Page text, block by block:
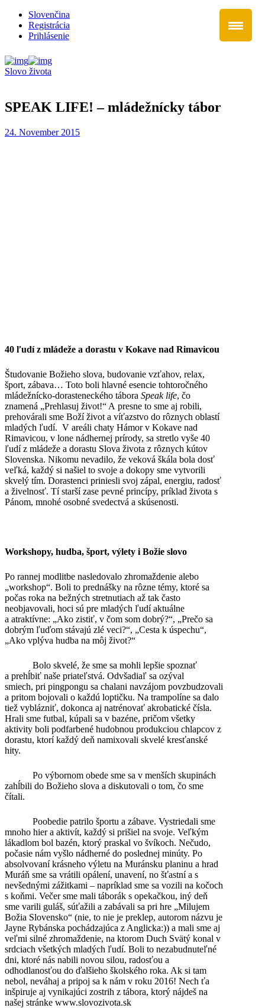
Slovenčina
Registrácia
Prihlásenie
Slovo života
SPEAK LIFE! – mládežnícky tábor
24. November 2015
40 ľudí z mládeže a dorastu v Kokave nad Rimavicou
Študovanie Božieho slova, budovanie vzťahov, relax,
šport, zábava… Toto boli hlavné esencie tohtoročného
mládežnícko-dorasteneckého tábora Speak life, čo
znamená „Prehlasuj život!“ A presne to sme aj robili,
prehovárali sme Boží život a víťazstvo do rôznych oblastí
mladých ľudí. V areáli chaty Hámor v Kokave nad
Rimavicou, v lone nádhernej prírody, sa stretlo vyše 40
ľudí z mládeže a dorastu Slova života z rôznych kútov
Slovenska. Nikomu nevadilo, že veková škála bola dosť
veľká, každý si našiel to svoje a dokopy sme vytvorili
skvelý tím. Dorastenci priniesli svoj zápal, energiu, radosť
a živelnosť. Tí starší zase pevné princípy, príklad života s
Pánom, mnohé osobné svedectvá a skúsenosti.
Workshopy, hudba, šport, výlety i Božie slovo
Po rannej modlitbe nasledovalo zhromaždenie alebo
„workshop“. Boli to prednášky na rôzne témy, ktoré sa
počas roka na bežných stretnutiach až tak často
neobjavovali, hoci sú pre mladých ľudí aktuálne
a atraktívne: „Ako zistiť, v čom som dobrý?“, „Prečo sa
dobrým ľuďom stávajú zlé veci?“, „Cesta k úspechu“,
„Ako vplýva hudba na môj život?“
Bolo skvelé, že sme sa mohli lepšie spoznať
a prehĺbiť naše priateľstvá. Odvšadiaľ sa ozýval
smiech, pri pingpongu sa chalani navzájom povzbudzovali
a pritom bojovali o každú loptičku. Na trampolíne sa dalo
tiež vyblázniť, dokonca aj natrénovať akrobatické čísla.
Hrali sme futbal, kúpali sa v bazéne, pričom všetky
aktivity boli podfarbené hudobnou produkciou chlapcov z
dorastu, ktorí každý deň namixovali skvelé kresťanské
hity.
Po výbornom obede sme sa v menších skupinách
zahĺbili do Božieho slova a diskutovali o tom, čo sme
čítali.
Poobedie patrilo športu a zábave. Vystriedali sme
mnoho hier a aktivít, každý si prišiel na svoje. Veľkým
lákadlom bol bazén, ktorý praskal vo švíkoch. Nečudo,
počasie nám vyšlo nádherné do poslednej minúty. Po
absolvovaní krásneho výletu na Muránsku planinu a hrad
Muráň sme sa vrátili opálení, unavení, no šťastní a s
nevšednými zážitkami – napríklad sme sa vozili na kočoch
s koňmi. Večer sme mali táborák s opekačkou, iný deň
sme varili guláš, súťažili a zabávali sa pri hre „Milujem
Božia Slovensko“ (nie, to nie je preklep, autorom názvu je
Jayne Rybánska pochádzajúca z Anglicka:)) a mali sme aj
veľmi silné zhromaždenie, na ktorom Duch Svätý konal v
srdciach všetkých mladých ľudí. Boli to nezabudnuteľné
dni, ktoré nás nabili novou silou, radosťou a
odhodlanosťou do ďalšieho školského roka. Ak si tam
nebol, neváhaj a pripoj sa k nám v roku 2016! Nech ťa
inšpiruje aj vynikajúci zostrih z tábora, ktorý nájdeš na
našej stránke www.slovozivota.sk